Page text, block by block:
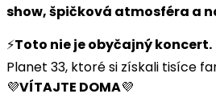
show, špičková atmosféra a
⚡️Toto nie je obyčajný koncert.
Planet 33, ktoré si získali tisíce
💜VÍTAJTE DOMA💜